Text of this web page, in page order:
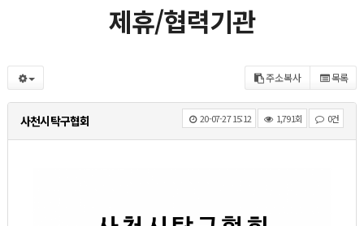
제휴/협력기관
주소복사 목록
사천시탁구협회 20-07-27 15:12 1,791회 0건